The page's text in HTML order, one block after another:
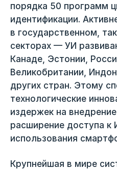
порядка 50 программ
идентификации.
в государственном,
секторах — УИ
Канаде, Эстонии,
Великобритании,
других стран. Этому
технологические
издержек на
расширение доступа к
использования
Крупнейшая в мире